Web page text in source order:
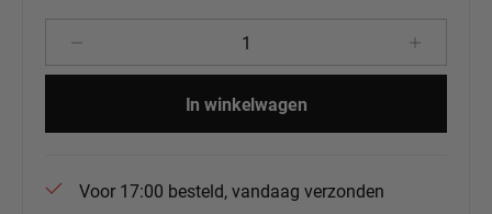
Producthoeveelheid: Voer de
In winkelwagen
Voor 17:00 besteld, vandaag verzonden